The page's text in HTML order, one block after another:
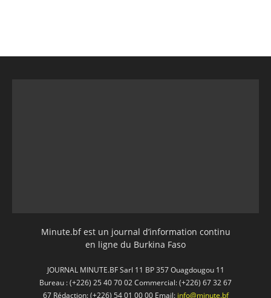
Minute.bf est un journal d’information continu
en ligne du Burkina Faso
JOURNAL MINUTE.BF Sarl 11 BP 357 Ouagdougou 11
Bureau : (+226) 25 40 70 02 Commercial: (+226) 67 32 67
67 Rédaction: (+226) 54 01 00 00 Email: info@minute.bf